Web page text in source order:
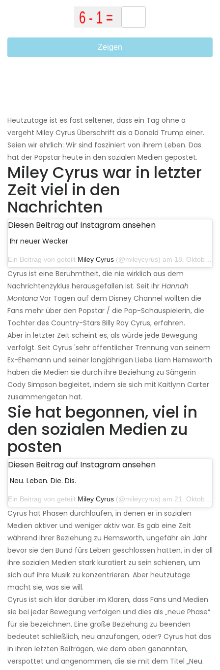
Zeigen
Heutzutage ist es fast seltener, dass ein Tag ohne a
vergeht Miley Cyrus Überschrift als a Donald Trump einer.
Seien wir ehrlich: Wir sind fasziniert von ihrem Leben. Das
hat der Popstar heute in den sozialen Medien gepostet.
Miley Cyrus war in letzter
Zeit viel in den
Nachrichten
Diesen Beitrag auf Instagram ansehen
Ihr neuer Wecker
Ein Beitrag von geteilt Miley Cyrus (@mileycyrus) am 18. Oktober 2019 um 19:03 Uhr PDT
Cyrus ist eine Berühmtheit, die nie wirklich aus dem
Nachrichtenzyklus herausgefallen ist. Seit ihr Hannah
Montana Vor Tagen auf dem Disney Channel wollten die
Fans mehr über den Popstar / die Pop-Schauspielerin, die
Tochter des Country-Stars Billy Ray Cyrus, erfahren.
Aber in letzter Zeit scheint es, als würde jede Bewegung
verfolgt. Seit Cyrus 'sehr öffentlicher Trennung von seinem
Ex-Ehemann und seiner langjährigen Liebe Liam Hemsworth
haben die Medien sie durch ihre Beziehung zu Sängerin
Cody Simpson begleitet, indem sie sich mit Kaitlynn Carter
zusammengetan hat.
Sie hat begonnen, viel in
den sozialen Medien zu
posten
Diesen Beitrag auf Instagram ansehen
Neu. Leben. Die. Dis.
Ein Beitrag von geteilt Miley Cyrus (@mileycyrus) am 21. Oktober 2019 um 12:31 Uhr PDT
Cyrus hat Phasen durchlaufen, in denen er in sozialen
Medien aktiver und weniger aktiv war. Es gab eine Zeit
während ihrer Beziehung zu Hemsworth, ungefähr ein Jahr
bevor sie den Bund fürs Leben geschlossen hatten, in der all
ihre sozialen Medien stark kuratiert zu sein schienen, um
sich auf ihre Musik zu konzentrieren. Aber heutzutage
macht sie, was sie will.
Cyrus ist sich klar darüber im Klaren, dass Fans und Medien
sie bei jeder Bewegung verfolgen und dies als „neue Phase“
für sie bezeichnen. Eine große Beziehung zu beenden
bedeutet schließlich, neu anzufangen, oder? Cyrus hat das
in ihren letzten Beiträgen, wie dem oben genannten,
verspottet und angenommen, die sie mit dem Titel „Neu.